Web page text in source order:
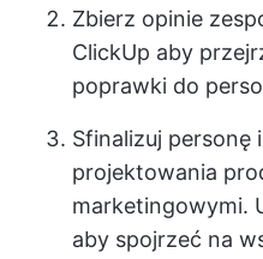
Zbierz opinie
ClickUp aby
poprawki do
Sfinalizuj personę
projektowania
marketingowymi.
aby spojrzeć na